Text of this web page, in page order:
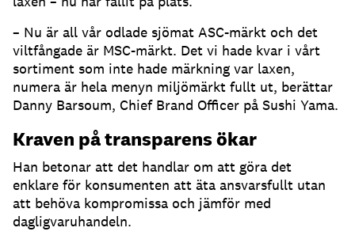
– Nu är all vår odlade sjömat ASC-märkt och det
viltfångade är MSC-märkt. Det vi hade kvar i vårt
sortiment som inte hade märkning var laxen,
numera är hela menyn miljömärkt fullt ut, berättar
Danny Barsoum, Chief Brand Officer på Sushi Yama.
Kraven på transparens ökar
Han betonar att det handlar om att göra det
enklare för konsumenten att äta ansvarsfullt utan
att behöva kompromissa och jämför med
dagligvaruhandeln.